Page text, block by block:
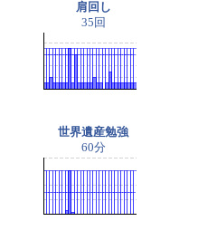
肩回し
35回
世界遺産勉強
60分